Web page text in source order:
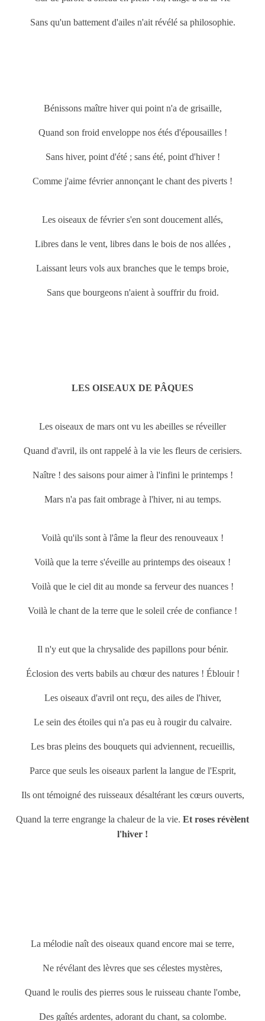
Sans qu'un battement d'ailes n'ait révélé sa philosophie.
Bénissons maître hiver qui point n'a de grisaille,
Quand son froid enveloppe nos étés d'épousailles !
Sans hiver, point d'été ; sans été, point d'hiver !
Comme j'aime février annonçant le chant des piverts !
Les oiseaux de février s'en sont doucement allés,
Libres dans le vent, libres dans le bois de nos allées ,
Laissant leurs vols aux branches que le temps broie,
Sans que bourgeons n'aient à souffrir du froid.
LES OISEAUX DE PÂQUES
Les oiseaux de mars ont vu les abeilles se réveiller
Quand d'avril, ils ont rappelé à la vie les fleurs de cerisiers.
Naître ! des saisons pour aimer à l'infini le printemps !
Mars n'a pas fait ombrage à l'hiver, ni au temps.
Voilà qu'ils sont à l'âme la fleur des renouveaux !
Voilà que la terre s'éveille au printemps des oiseaux !
Voilà que le ciel dit au monde sa ferveur des nuances !
Voilà le chant de la terre que le soleil crée de confiance !
Il n'y eut que la chrysalide des papillons pour bénir.
Éclosion des verts babils au chœur des natures ! Éblouir !
Les oiseaux d'avril ont reçu, des ailes de l'hiver,
Le sein des étoiles qui n'a pas eu à rougir du calvaire.
Les bras pleins des bouquets qui adviennent, recueillis,
Parce que seuls les oiseaux parlent la langue de l'Esprit,
Ils ont témoigné des ruisseaux désaltérant les cœurs ouverts,
Quand la terre engrange la chaleur de la vie. Et roses révèlent
l'hiver !
La mélodie naît des oiseaux quand encore mai se terre,
Ne révélant des lèvres que ses célestes mystères,
Quand le roulis des pierres sous le ruisseau chante l'ombe,
Des gaîtés ardentes, adorant du chant, sa colombe.